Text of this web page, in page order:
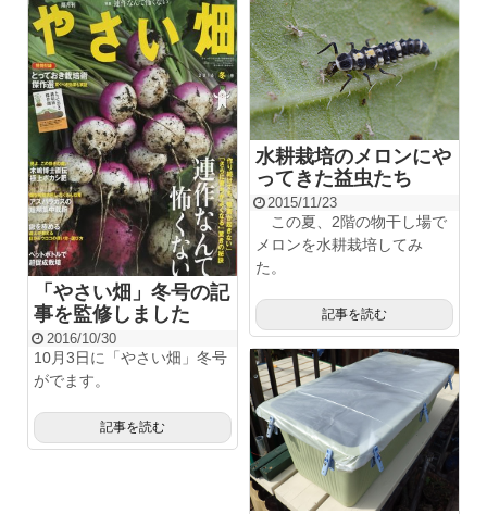
「やさい畑」冬号の記
事を監修しました
2016/10/30
10月3日に「やさい畑」冬号
がでます。
記事を読む
水耕栽培のメロンにや
ってきた益虫たち
2015/11/23
この夏、2階の物干し場で
メロンを水耕栽培してみ
た。
記事を読む